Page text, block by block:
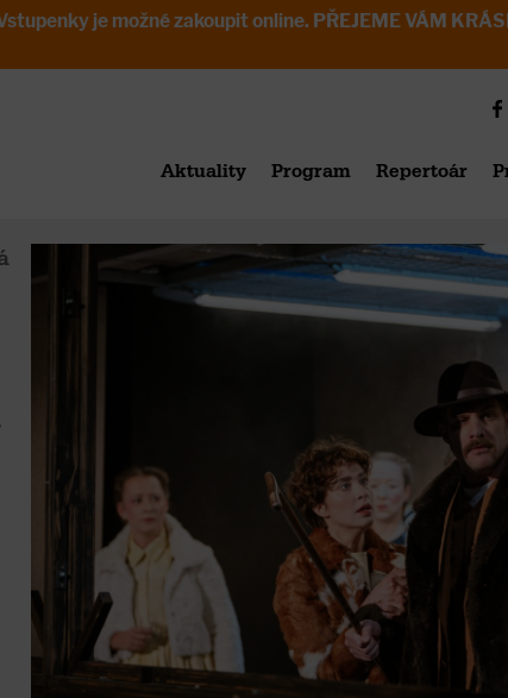
je možné zakoupit online. PŘEJEME VÁM
Aktuality Program Repertoár